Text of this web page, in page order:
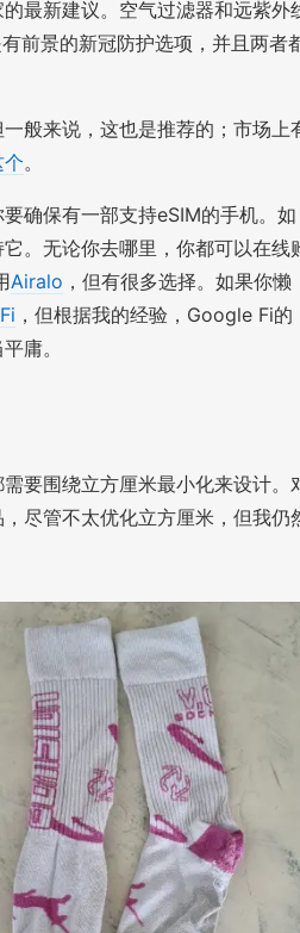
最新建议。空气过滤器和远紫外
前景的新冠防护选项，并且两者
般来说，这也是推荐的；市场上
个。
确保有一部支持eSIM的手机。如
。无论你去哪里，你都可以在线
Airalo ，但有很多选择。如果你懒
，但根据我的经验，Google Fi的
庸。
要围绕立方厘米最小化来设计。
尽管不太优化立方厘米，但我仍